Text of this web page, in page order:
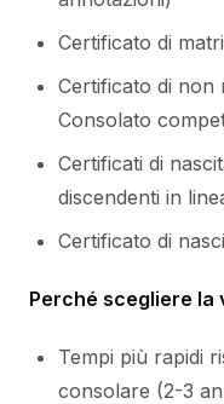
Certificato di
Certificato di non
Consolato
Certificati di
discendenti in
Certificato di
Perché scegliere la
Tempi più rapidi
consolare (2-3